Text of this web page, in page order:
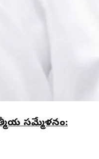
సమ్మేళనం: